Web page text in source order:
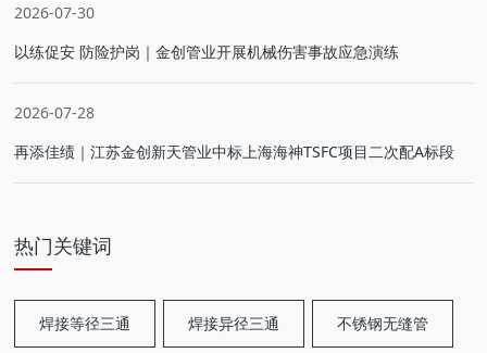
2026-07-30
以练促安 防险护岗｜金创管业开展机械伤害事故应急演练
2026-07-28
再添佳绩｜江苏金创新天管业中标上海海神TSFC项目二次配A标段
热门关键词
焊接等径三通 焊接异径三通 不锈钢无缝管